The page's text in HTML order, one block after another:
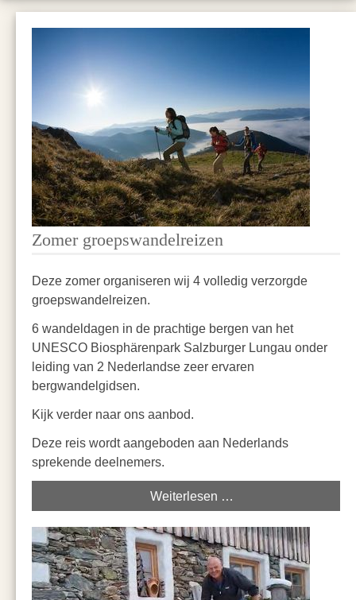
Zomer groepswandelreizen
Deze zomer organiseren wij 4 volledig verzorgde
groepswandelreizen.
6 wandeldagen in de prachtige bergen van het
UNESCO Biosphärenpark Salzburger Lungau onder
leiding van 2 Nederlandse zeer ervaren
bergwandelgidsen.
Kijk verder naar ons aanbod.
Deze reis wordt aangeboden aan Nederlands
sprekende deelnemers.
Weiterlesen …